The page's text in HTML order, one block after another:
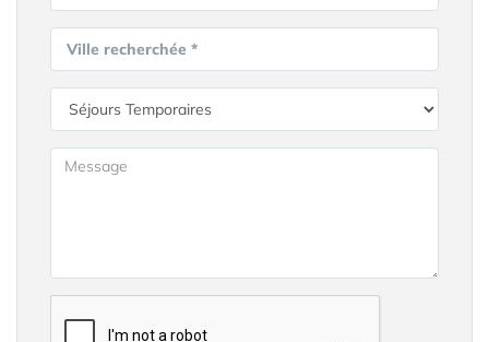
Ville recherchée *